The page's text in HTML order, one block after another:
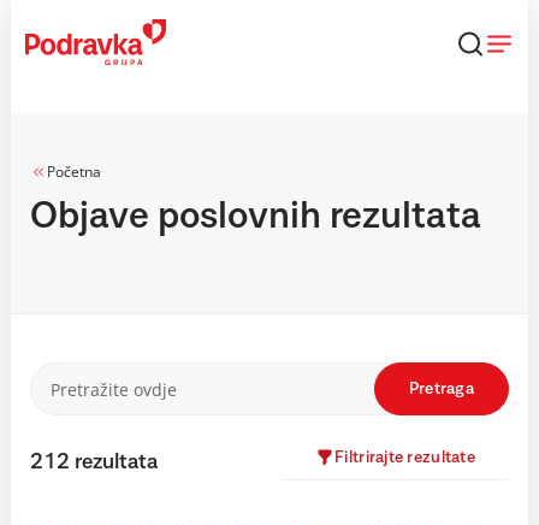
content
Početna
Objave poslovnih rezultata
Pretraga
212 rezultata Filtrirajte rezultate